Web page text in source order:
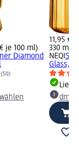
je 100 ml)
Diamond
(50)
11,95 €
330 ml
NEQI
Glass,
dm